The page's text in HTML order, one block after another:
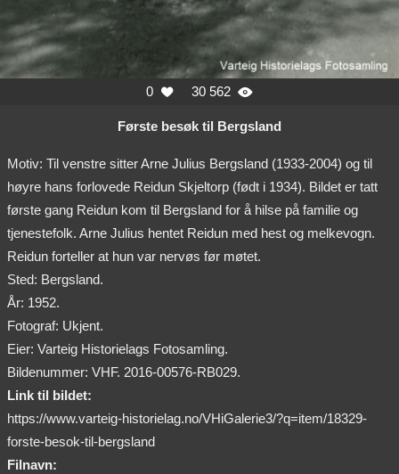
0  30 562 
Første besøk til Bergsland
Motiv: Til venstre sitter Arne Julius Bergsland (1933-2004) og til
høyre hans forlovede Reidun Skjeltorp (født i 1934). Bildet er tatt
første gang Reidun kom til Bergsland for å hilse på familie og
tjenestefolk. Arne Julius hentet Reidun med hest og melkevogn.
Reidun forteller at hun var nervøs før møtet.
Sted: Bergsland.
År: 1952.
Fotograf: Ukjent.
Eier: Varteig Historielags Fotosamling.
Bildenummer: VHF. 2016-00576-RB029.
Link til bildet:
https://www.varteig-historielag.no/VHiGalerie3/?q=item/18329-
forste-besok-til-bergsland
Filnavn: